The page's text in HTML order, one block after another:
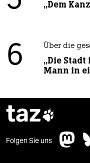
„Dem
6 Über die
„Die
Mann in
taz
Folgen Sie uns